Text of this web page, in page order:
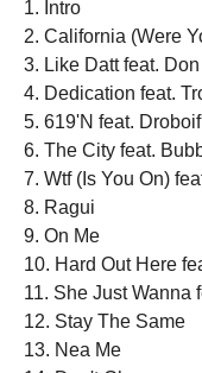
1. Intro
2. California (Were
3. Like Datt feat.
4. Dedication feat.
5. 619'N feat.
6. The City feat.
7. Wtf (Is You On)
8. Ragui
9. On Me
10. Hard Out Here
11. She Just Wanna
12. Stay The Same
13. Nea Me